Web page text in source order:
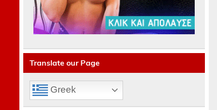
Translate our Page
Greek